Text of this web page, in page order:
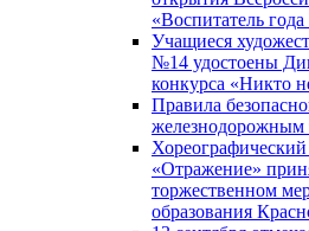
«Воспитатель
Учащиеся
№14 удостоены
конкурса «Никто
Правила
железнодорожным
«Отражение»
торжественном
образования